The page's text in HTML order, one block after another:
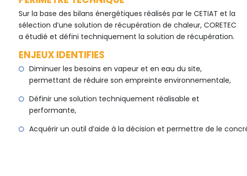
Sur la base des bilans énergétiques réalisés par le CETIAT et la
sélection d’une solution de récupération de chaleur, CORETEC
a étudié et défini techniquement la solution de récupération.
ENJEUX IDENTIFIES
Diminuer les besoins en vapeur et en eau du site,
permettant de réduire son empreinte environnementale,
Définir une solution techniquement réalisable et
performante,
Acquérir un outil d’aide à la décision et permettre de le